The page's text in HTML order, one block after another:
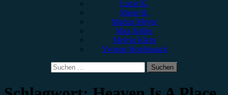
Lucie K.
Marie H.
Marius Meyer
Max Keller
Melvin Klein
Yvonne Hopfensack
Suchen
nach: